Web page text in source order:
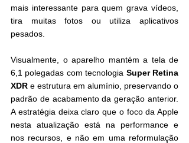
mais interessante para quem grava vídeos,
tira muitas fotos ou utiliza aplicativos
pesados.
Visualmente, o aparelho mantém a tela de
6,1 polegadas com tecnologia Super Retina
XDR e estrutura em alumínio, preservando o
padrão de acabamento da geração anterior.
A estratégia deixa claro que o foco da Apple
nesta atualização está na performance e
nos recursos, e não em uma reformulação